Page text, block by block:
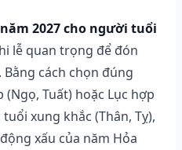
2027 cho người tuổi
lễ quan trọng để đón
cách chọn đúng
Tuất) hoặc Lục hợp
xung khắc (Thân, Tỵ),
xấu của năm Hỏa